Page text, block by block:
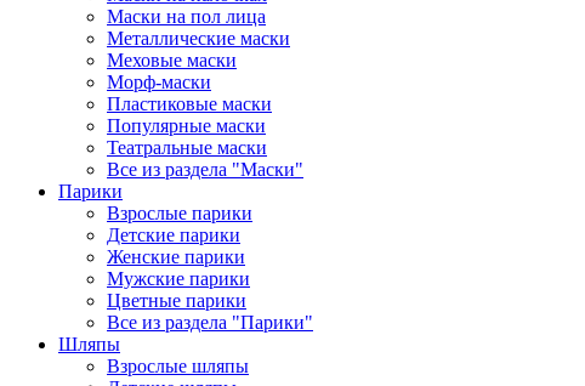
Маски на пол лица
Металлические маски
Меховые маски
Морф-маски
Пластиковые маски
Популярные маски
Театральные маски
Все из раздела "Маски"
Парики
Взрослые парики
Детские парики
Женские парики
Мужские парики
Цветные парики
Все из раздела "Парики"
Шляпы
Взрослые шляпы